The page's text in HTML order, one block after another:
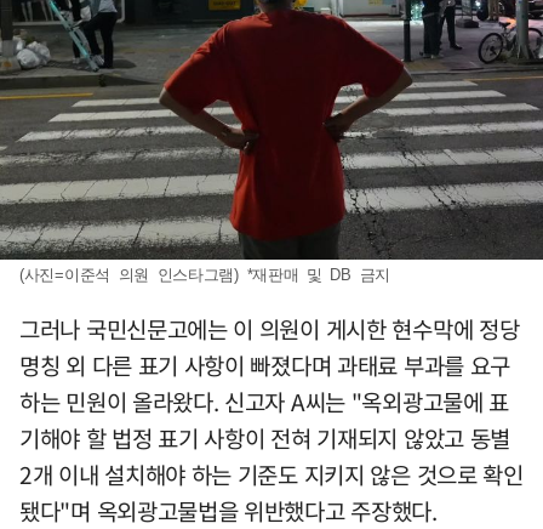
(사진=이준석 의원 인스타그램) *재판매 및 DB 금지
그러나 국민신문고에는 이 의원이 게시한 현수막에 정당
명칭 외 다른 표기 사항이 빠졌다며 과태료 부과를 요구
하는 민원이 올라왔다. 신고자 A씨는 "옥외광고물에 표
기해야 할 법정 표기 사항이 전혀 기재되지 않았고 동별
2개 이내 설치해야 하는 기준도 지키지 않은 것으로 확인
됐다"며 옥외광고물법을 위반했다고 주장했다.